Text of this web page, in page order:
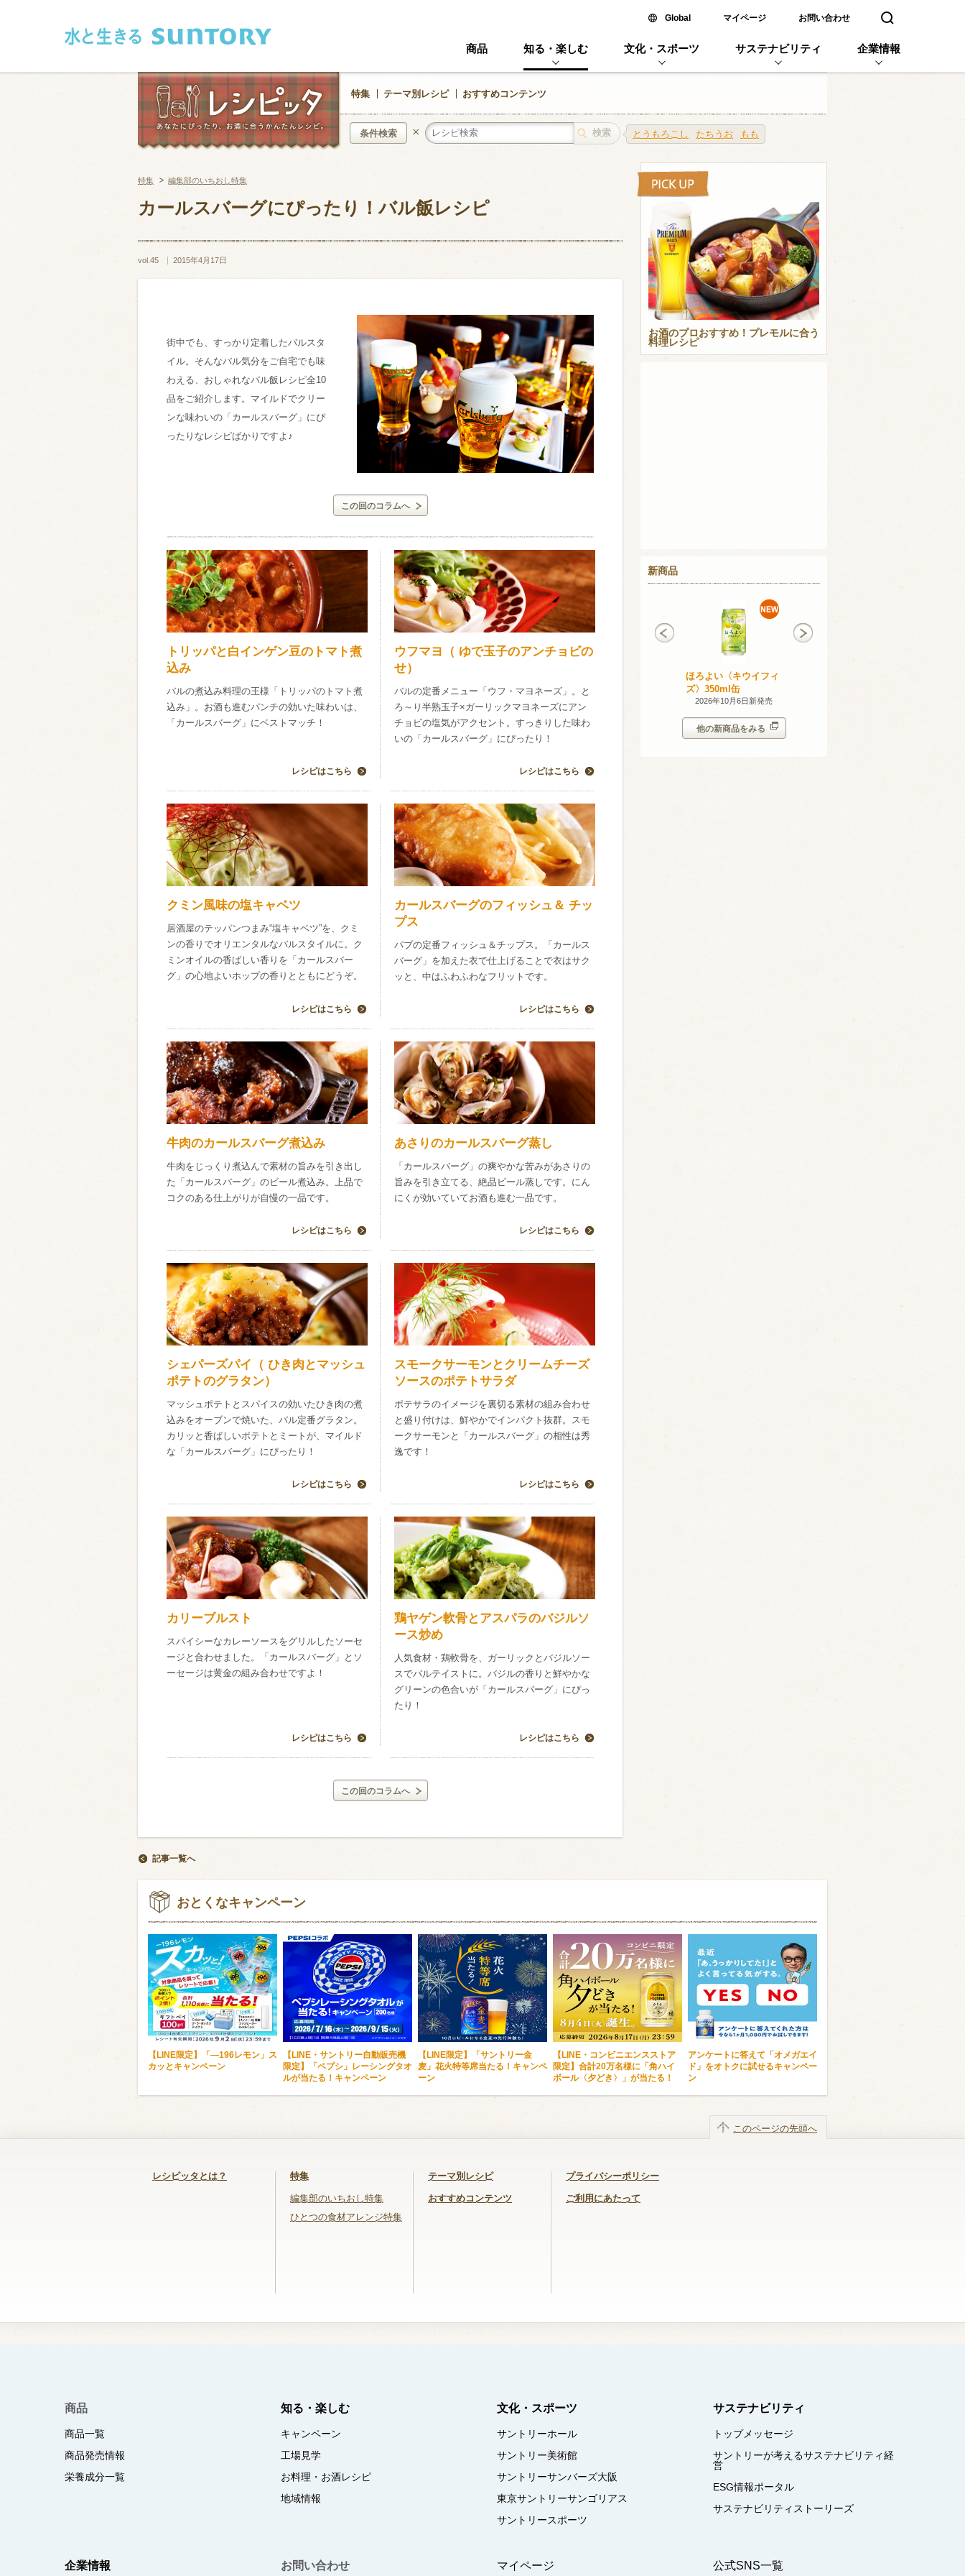
Global新しいウィンドウで開く
マイページ お問い合わせ 検索窓を開く
商品 知る・楽しむ 文化・スポーツ サステナビリティ 企業情報
特集 テーマ別レシピ おすすめコンテンツ
とうもろこし たちうお もも
条件検索 ×
和食
フレンチ アジア・エスニック その他・創作料理
ビール ハイボール（ウイスキー） ウイスキー・ブランデー 焼酎
赤ワイン 白ワイン
検索
特集 編集部のいちおし特集
カールスバーグにぴったり！バル飯レシピ
vol.45 2015年4月17日
街中でも、すっかり定着したバルスタ
イル。そんなバル気分をご自宅でも味
わえる、おしゃれなバル飯レシピ全10
品をご紹介します。マイルドでクリー
ンな味わいの「カールスバーグ」にぴ
ったりなレシピばかりですよ♪
この回のコラムへ
トリッパと白インゲン豆のトマト煮
込み
バルの煮込み料理の王様「トリッパのトマト煮
込み」。お酒も進むパンチの効いた味わいは、
「カールスバーグ」にベストマッチ！
レシピはこちら
ウフマヨ（ ゆで玉子のアンチョビの
せ）
バルの定番メニュー「ウフ・マヨネーズ」。と
ろ～り半熟玉子×ガーリックマヨネーズにアン
チョビの塩気がアクセント。すっきりした味わ
いの「カールスバーグ」にぴったり！
レシピはこちら
クミン風味の塩キャベツ
居酒屋のテッパンつまみ“塩キャベツ”を、クミ
ンの香りでオリエンタルなバルスタイルに。ク
ミンオイルの香ばしい香りを「カールスバー
グ」の心地よいホップの香りとともにどうぞ。
レシピはこちら
カールスバーグのフィッシュ＆ チッ
プス
パブの定番フィッシュ＆チップス。「カールス
バーグ」を加えた衣で仕上げることで衣はサク
ッと、中はふわふわなフリットです。
レシピはこちら
牛肉のカールスバーグ煮込み
牛肉をじっくり煮込んで素材の旨みを引き出し
た「カールスバーグ」のビール煮込み。上品で
コクのある仕上がりが自慢の一品です。
レシピはこちら
あさりのカールスバーグ蒸し
「カールスバーグ」の爽やかな苦みがあさりの
旨みを引き立てる、絶品ビール蒸しです。にん
にくが効いていてお酒も進む一品です。
レシピはこちら
シェパーズパイ（ ひき肉とマッシュ
ポテトのグラタン）
マッシュポテトとスパイスの効いたひき肉の煮
込みをオーブンで焼いた、バル定番グラタン。
カリッと香ばしいポテトとミートが、マイルド
な「カールスバーグ」にぴったり！
レシピはこちら
スモークサーモンとクリームチーズ
ソースのポテトサラダ
ポテサラのイメージを裏切る素材の組み合わせ
と盛り付けは、鮮やかでインパクト抜群。スモ
ークサーモンと「カールスバーグ」の相性は秀
逸です！
レシピはこちら
カリーブルスト
スパイシーなカレーソースをグリルしたソーセ
ージと合わせました。「カールスバーグ」とソ
ーセージは黄金の組み合わせですよ！
レシピはこちら
鶏ヤゲン軟骨とアスパラのバジルソ
ース炒め
人気食材・鶏軟骨を、ガーリックとバジルソー
スでバルテイストに。バジルの香りと鮮やかな
グリーンの色合いが「カールスバーグ」にぴっ
たり！
レシピはこちら
この回のコラムへ
記事一覧へ
お酒のプロおすすめ！プレモルに合う
料理レシピ
新商品
ほろよい〈キウイフィ
ズ〉350ml缶
2026年10月6日新発売
他の新商品をみる
おとくなキャンペーン
【LINE限定】「―196レモン」ス
カッとキャンペーン
【LINE・サントリー自動販売機
限定】「ペプシ」レーシングタオ
ルが当たる！キャンペーン
【LINE限定】「サントリー金
麦」花火特等席当たる！キャンペ
ーン
【LINE・コンビニエンスストア
限定】合計20万名様に「角ハイ
ボール〈夕どき〉」が当たる！
アンケートに答えて「オメガエイ
ド」をオトクに試せるキャンペー
ン
レシピッタとは？ 特集
編集部のいちおし特集
ひとつの食材アレンジ特集
テーマ別レシピ
おすすめコンテンツ
プライバシーポリシー
ご利用にあたって
このページの先頭へ
商品
商品一覧
商品発売情報
栄養成分一覧
知る・楽しむ
キャンペーン
工場見学
お料理・お酒レシピ
地域情報
文化・スポーツ
サントリーホール
サントリー美術館
サントリーサンバーズ大阪
東京サントリーサンゴリアス
サントリースポーツ
サステナビリティ
トップメッセージ
サントリーが考えるサステナビリティ経
営
ESG情報ポータル
サステナビリティストーリーズ
企業情報 お問い合わせ マイページ 公式SNS一覧